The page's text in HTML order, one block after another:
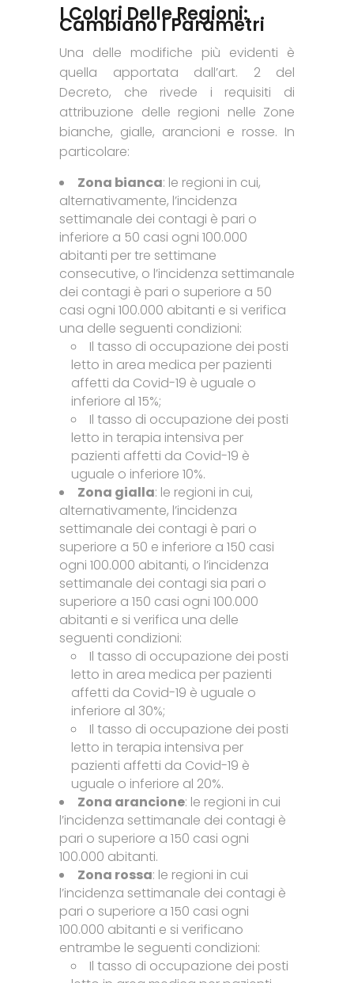
I Colori Delle Regioni:
Cambiano I Parametri
Una delle modifiche più evidenti è
quella apportata dall’art. 2 del
Decreto, che rivede i requisiti di
attribuzione delle regioni nelle Zone
bianche, gialle, arancioni e rosse. In
particolare:
Zona bianca: le regioni in cui,
alternativamente, l’incidenza
settimanale dei contagi è pari o
inferiore a 50 casi ogni 100.000
abitanti per tre settimane
consecutive, o l’incidenza settimanale
dei contagi è pari o superiore a 50
casi ogni 100.000 abitanti e si verifica
una delle seguenti condizioni:
Il tasso di occupazione dei posti
letto in area medica per pazienti
affetti da Covid-19 è uguale o
inferiore al 15%;
Il tasso di occupazione dei posti
letto in terapia intensiva per
pazienti affetti da Covid-19 è
uguale o inferiore 10%.
Zona gialla: le regioni in cui,
alternativamente, l’incidenza
settimanale dei contagi è pari o
superiore a 50 e inferiore a 150 casi
ogni 100.000 abitanti, o l’incidenza
settimanale dei contagi sia pari o
superiore a 150 casi ogni 100.000
abitanti e si verifica una delle
seguenti condizioni:
Il tasso di occupazione dei posti
letto in area medica per pazienti
affetti da Covid-19 è uguale o
inferiore al 30%;
Il tasso di occupazione dei posti
letto in terapia intensiva per
pazienti affetti da Covid-19 è
uguale o inferiore al 20%.
Zona arancione: le regioni in cui
l’incidenza settimanale dei contagi è
pari o superiore a 150 casi ogni
100.000 abitanti.
Zona rossa: le regioni in cui
l’incidenza settimanale dei contagi è
pari o superiore a 150 casi ogni
100.000 abitanti e si verificano
entrambe le seguenti condizioni:
Il tasso di occupazione dei posti